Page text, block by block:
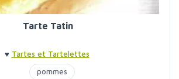
Tarte Tatin
♥ Tartes et Tartelettes
pommes